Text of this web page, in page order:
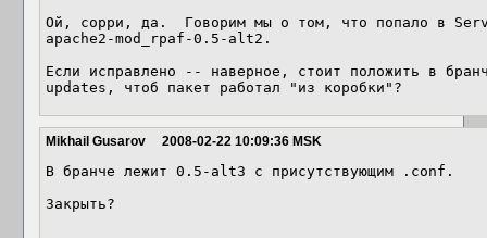
Ой, сорри, да.  Говорим мы о том, что попало в
apache2-mod_rpaf-0.5-alt2.
Если исправлено -- наверное, стоит положить в
updates, чтоб пакет работал "из коробки"?
Mikhail Gusarov 2008-02-22 10:09:36 MSK
В бранче лежит 0.5-alt3 с присутствующим .conf.
Закрыть?